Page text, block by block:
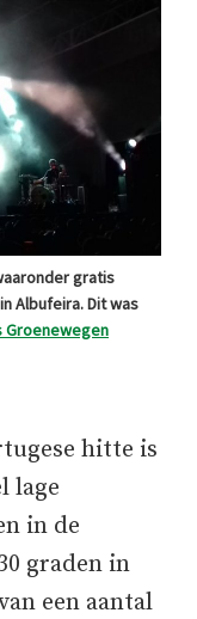
gratis
Albufeira. Dit was
Groenewegen
hitte is
lage
in de
graden in
een aantal